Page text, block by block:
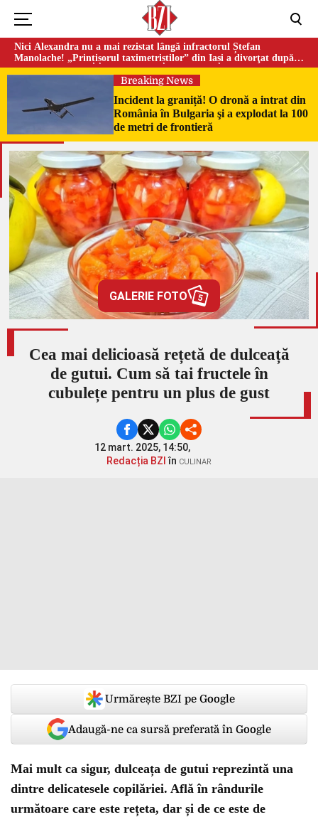
Nici Alexandra nu a mai rezistat lângă infractorul Ștefan
Manolache! „Prințișorul taximetriștilor” din Iași a divorţat după
doi ani de căsnicie
Breaking News
Incident la graniță! O dronă a intrat din
România în Bulgaria şi a explodat la 100
de metri de frontieră
GALERIE FOTO 5
Cea mai delicioasă rețetă de dulceață
de gutui. Cum să tai fructele în
cubulețe pentru un plus de gust
12 mart. 2025, 14:50,
Redacția BZI în CULINAR
Urmărește BZI pe Google
Adaugă-ne ca sursă preferată în Google
Mai mult ca sigur, dulceața de gutui reprezintă una
dintre delicatesele copilăriei. Află în rândurile
următoare care este rețeta, dar și de ce este de